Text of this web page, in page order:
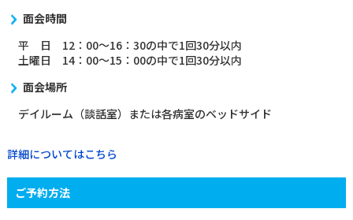
面会時間
平 日 12：00～16：30の中で1回30分以内
土曜日 14：00～15：00の中で1回30分以内
面会場所
デイルーム（談話室）または各病室のベッドサイド
詳細についてはこちら
ご予約方法